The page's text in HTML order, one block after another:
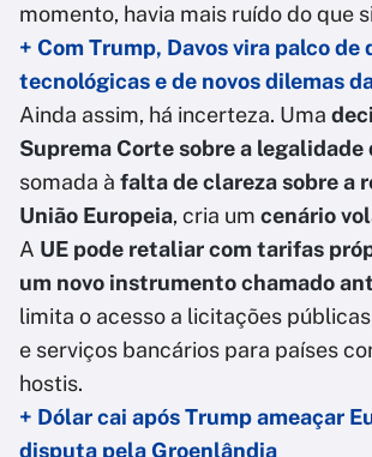
momento, havia mais ruído do que
+ Com Trump, Davos vira palco de
tecnológicas e de novos dilemas
Ainda assim, há incerteza. Uma
Suprema Corte sobre a
somada à falta de clareza sobre a
União Europeia, cria um cenário
A UE pode retaliar com tarifas
um novo instrumento chamado
limita o acesso a licitações
e serviços bancários para países
hostis.
+ Dólar cai após Trump ameaçar
disputa pela Groenlândia